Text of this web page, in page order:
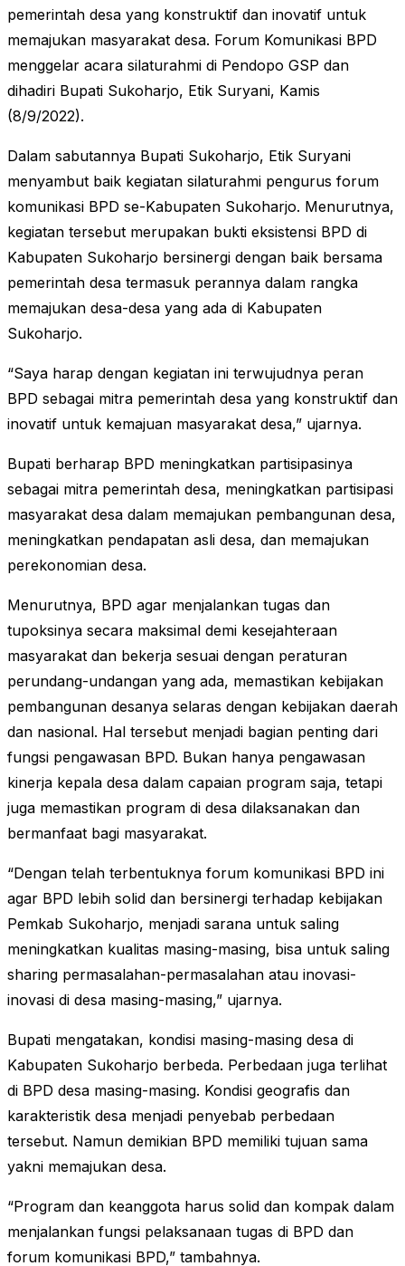
pemerintah desa yang konstruktif dan inovatif untuk
memajukan masyarakat desa. Forum Komunikasi BPD
menggelar acara silaturahmi di Pendopo GSP dan
dihadiri Bupati Sukoharjo, Etik Suryani, Kamis
(8/9/2022).
Dalam sabutannya Bupati Sukoharjo, Etik Suryani
menyambut baik kegiatan silaturahmi pengurus forum
komunikasi BPD se-Kabupaten Sukoharjo. Menurutnya,
kegiatan tersebut merupakan bukti eksistensi BPD di
Kabupaten Sukoharjo bersinergi dengan baik bersama
pemerintah desa termasuk perannya dalam rangka
memajukan desa-desa yang ada di Kabupaten
Sukoharjo.
“Saya harap dengan kegiatan ini terwujudnya peran
BPD sebagai mitra pemerintah desa yang konstruktif dan
inovatif untuk kemajuan masyarakat desa,” ujarnya.
Bupati berharap BPD meningkatkan partisipasinya
sebagai mitra pemerintah desa, meningkatkan partisipasi
masyarakat desa dalam memajukan pembangunan desa,
meningkatkan pendapatan asli desa, dan memajukan
perekonomian desa.
Menurutnya, BPD agar menjalankan tugas dan
tupoksinya secara maksimal demi kesejahteraan
masyarakat dan bekerja sesuai dengan peraturan
perundang-undangan yang ada, memastikan kebijakan
pembangunan desanya selaras dengan kebijakan daerah
dan nasional. Hal tersebut menjadi bagian penting dari
fungsi pengawasan BPD. Bukan hanya pengawasan
kinerja kepala desa dalam capaian program saja, tetapi
juga memastikan program di desa dilaksanakan dan
bermanfaat bagi masyarakat.
“Dengan telah terbentuknya forum komunikasi BPD ini
agar BPD lebih solid dan bersinergi terhadap kebijakan
Pemkab Sukoharjo, menjadi sarana untuk saling
meningkatkan kualitas masing-masing, bisa untuk saling
sharing permasalahan-permasalahan atau inovasi-
inovasi di desa masing-masing,” ujarnya.
Bupati mengatakan, kondisi masing-masing desa di
Kabupaten Sukoharjo berbeda. Perbedaan juga terlihat
di BPD desa masing-masing. Kondisi geografis dan
karakteristik desa menjadi penyebab perbedaan
tersebut. Namun demikian BPD memiliki tujuan sama
yakni memajukan desa.
“Program dan keanggota harus solid dan kompak dalam
menjalankan fungsi pelaksanaan tugas di BPD dan
forum komunikasi BPD,” tambahnya.